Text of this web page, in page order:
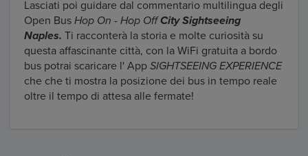
Lasciati poi guidare dal commentario multilingua degli
Open Bus Hop On - Hop OffCity Sightseeing
Naples. Ti racconterà la storia e molte curiosità su
questa affascinante città, con la WiFi gratuita a bordo
bus potrai scaricare l' App SIGHTSEEING EXPERIENCE
che che ti mostra la posizione dei bus in tempo reale
oltre il tempo di attesa alle fermate!